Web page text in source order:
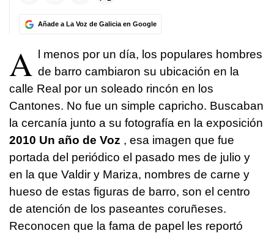
Añade a La Voz de Galicia en Google
A
l menos por un día, los populares hombres
de barro cambiaron su ubicación en la
calle Real por un soleado rincón en los
Cantones. No fue un simple capricho. Buscaban
la cercanía junto a su fotografía en la exposición
2010 Un año de Voz , esa imagen que fue
portada del periódico el pasado mes de julio y
en la que Valdir y Mariza, nombres de carne y
hueso de estas figuras de barro, son el centro
de atención de los paseantes coruñeses.
Reconocen que la fama de papel les reportó